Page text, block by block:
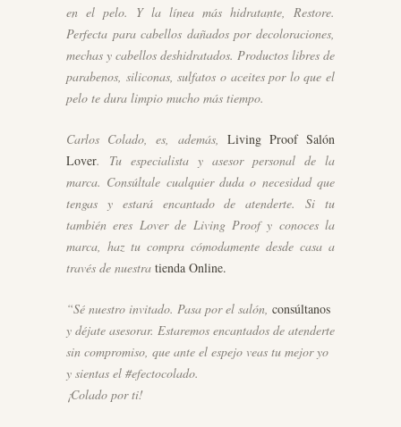
en el pelo. Y la línea más hidratante, Restore.
Perfecta para cabellos dañados por decoloraciones,
mechas y cabellos deshidratados. Productos libres de
parabenos, siliconas, sulfatos o aceites por lo que el
pelo te dura limpio mucho más tiempo.
Carlos Colado, es, además, Living Proof Salón
Lover. Tu especialista y asesor personal de la
marca. Consúltale cualquier duda o necesidad que
tengas y estará encantado de atenderte. Si tu
también eres Lover de Living Proof y conoces la
marca, haz tu compra cómodamente desde casa a
través de nuestra tienda Online.
“Sé nuestro invitado. Pasa por el salón, consúltanos
y déjate asesorar. Estaremos encantados de atenderte
sin compromiso, que ante el espejo veas tu mejor yo
y sientas el #efectocolado.
¡Colado por ti!